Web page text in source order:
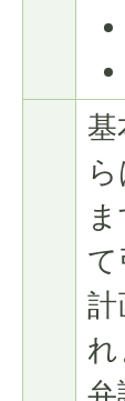
計
れ
弁